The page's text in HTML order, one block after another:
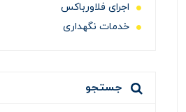
اجرای فلاورباکس
خدمات نگهداری
جستجو